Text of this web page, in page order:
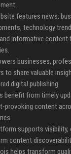
features news,
technology
informative content
businesses,
to share valuable
digital publishing.
benefit from timely
provoking content
supports visibility,
content
helps transform